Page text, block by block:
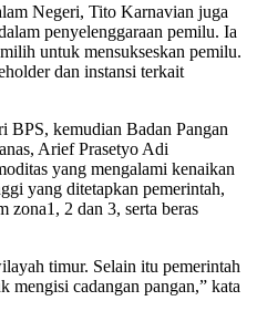
Negeri, Tito Karnavian juga
penyelenggaraan pemilu. Ia
untuk mensukseskan pemilu.
dan instansi terkait
BPS, kemudian Badan Pangan
Arief Prasetyo Adi
yang mengalami kenaikan
yang ditetapkan pemerintah,
zona1, 2 dan 3, serta beras
timur. Selain itu pemerintah
mengisi cadangan pangan,” kata